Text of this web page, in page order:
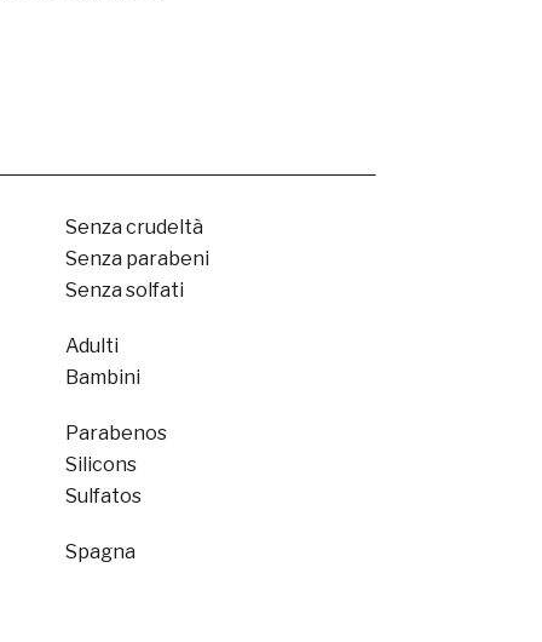
Senza crudeltà
Senza parabeni
Senza solfati
Adulti
Bambini
Parabenos
Silicons
Sulfatos
Spagna